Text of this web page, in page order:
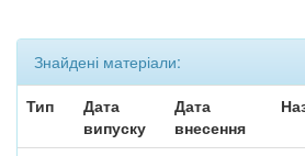
Знайдені матеріали:
Тип
Дата
випуску
Дата
внесення